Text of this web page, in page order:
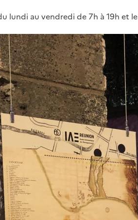
lundi au vendredi de 7h à 19h et